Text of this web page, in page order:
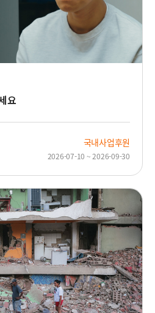
요
국내사업후원
2026-07-10 ~ 2026-09-30